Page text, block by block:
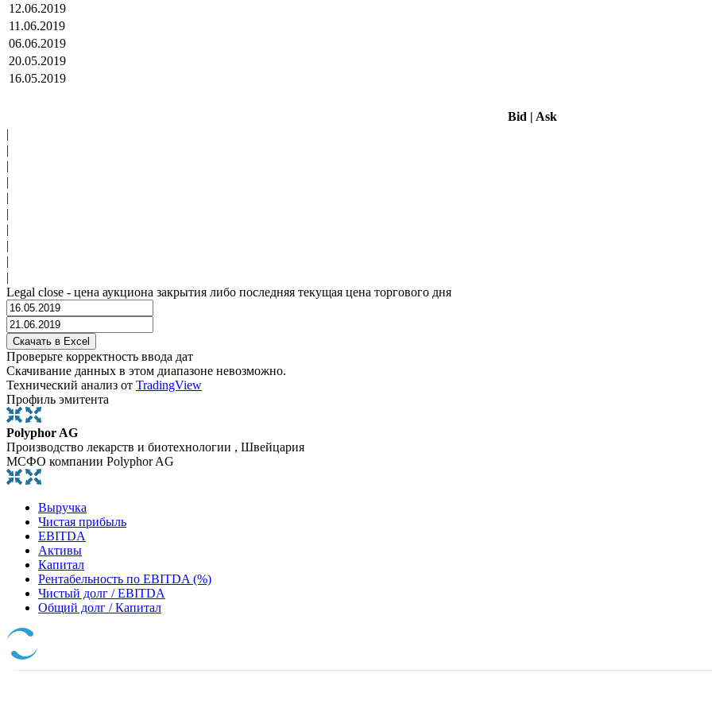
12.06.2019
11.06.2019
06.06.2019
20.05.2019
16.05.2019
Bid | Ask
|
|
|
|
|
|
|
|
|
|
Legal close - цена аукциона закрытия либо последняя текущая цена торгового дня
Проверьте корректность ввода дат
Скачивание данных в этом диапазоне невозможно.
Технический анализ от TradingView
Профиль эмитента
Polyphor AG
Производство лекарств и биотехнологии , Швейцария
МСФО компании Polyphor AG
Выручка
Чистая прибыль
EBITDA
Активы
Капитал
Рентабельность по EBITDA (%)
Чистый долг / EBITDA
Общий долг / Капитал